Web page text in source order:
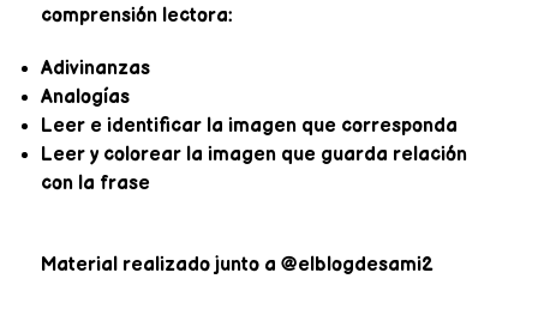
comprensión lectora:
Adivinanzas
Analogías
Leer e identificar la imagen que corresponda
Leer y colorear la imagen que guarda relación
con la frase
Material realizado junto a @elblogdesami2